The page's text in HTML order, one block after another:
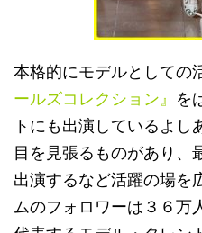
本格的にモデルとしての
ールズコレクション』 を
トにも出演しているよし
目を見張るものがあり、
出演するなど活躍の場を
ムのフォロワーは３６万